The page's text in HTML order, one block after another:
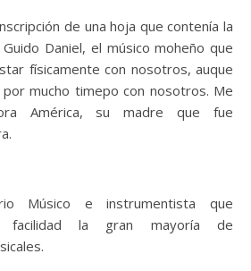
Daniel, el músico moheño que
físicamente con nosotros, auque
mucho timepo con nosotros. Me
América, su madre que fue
Músico e instrumentista que
facilidad la gran mayoría de